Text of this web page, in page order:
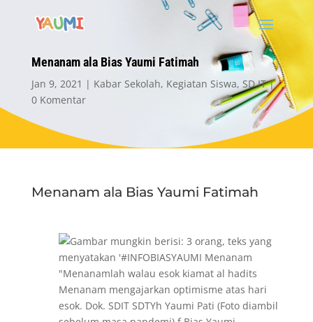
Menanam ala Bias Yaumi Fatimah
Jan 9, 2021 Kabar Sekolah, Kegiatan Siswa, SD IT
0 Komentar
Menanam ala Bias Yaumi Fatimah